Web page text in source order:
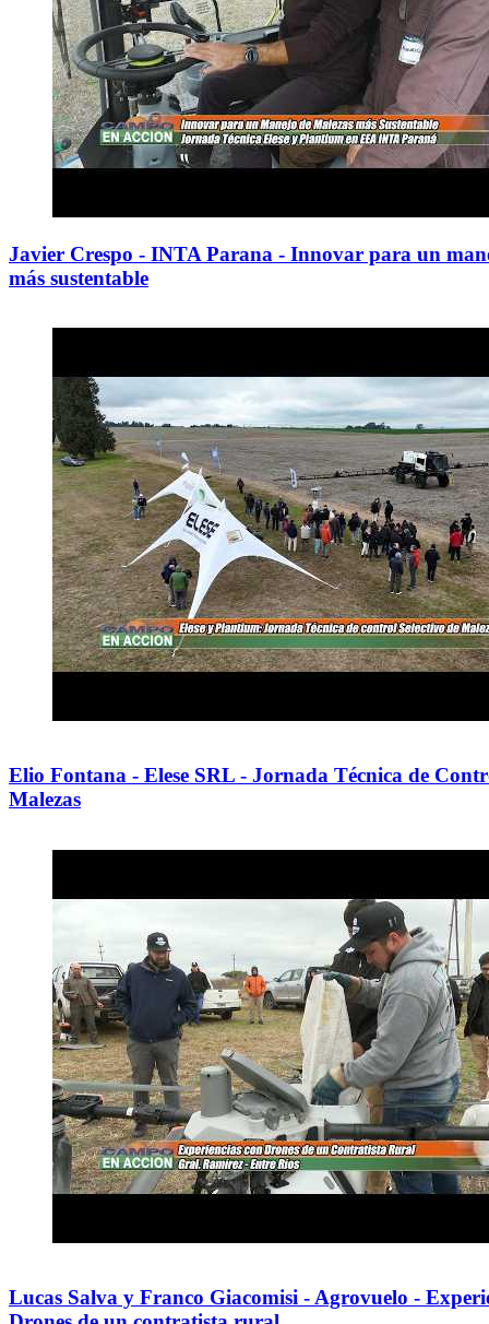
Javier Crespo - INTA Parana - Innovar para un
más sustentable
Elio Fontana - Elese SRL - Jornada Técnica de
Malezas
Lucas Salva y Franco Giacomisi - Agrovuelo -